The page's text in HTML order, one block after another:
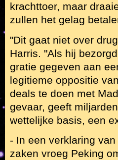
krachttoer, maar
zullen het gelag
"Dit gaat niet over
Harris. "Als hij
gratie gegeven aan
legitieme oppositie
deals te doen met
gevaar, geeft
wettelijke basis, een
- In een verklaring
zaken vroeg Peking